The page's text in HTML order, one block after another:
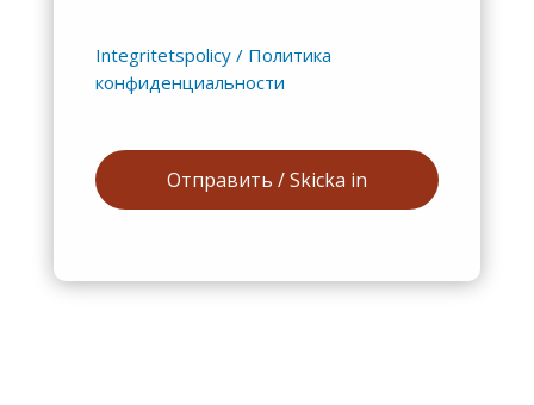
Integritetspolicy / Политика
конфиденциальности